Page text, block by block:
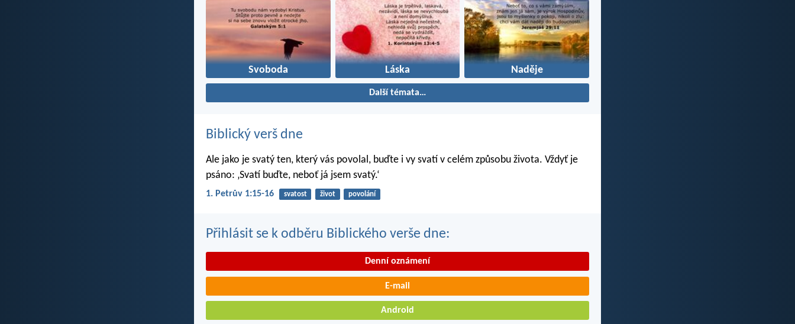
Svoboda Láska Naděje
Další témata…
Biblický verš dne
Ale jako je svatý ten, který vás povolal, buďte i vy svatí v celém způsobu života. Vždyť je
psáno: ‚Svatí buďte, neboť já jsem svatý.‘
1. Petrův 1:15-16 svatost život povolání
Přihlásit se k odběru Biblického verše dne:
Denní oznámení
E-mail
Android